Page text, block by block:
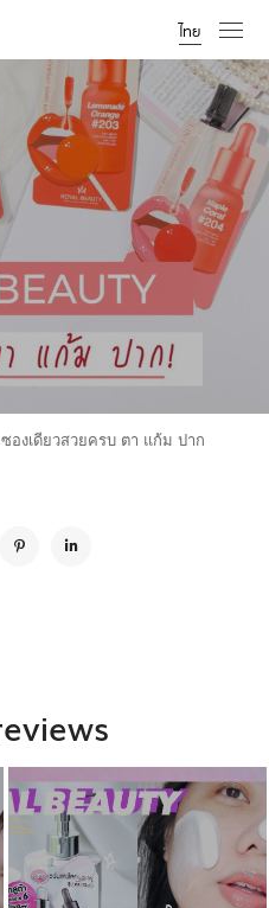
ไทย
ดียวสวยครบ ตา
องเดียวสวยครบ ตา แก้ม ปาก